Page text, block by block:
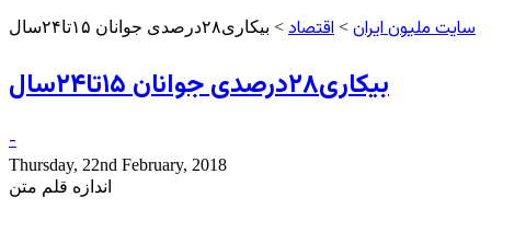
سایت ملیون ایران > اقتصاد > بیکاری۲۸درصدی جوانان ۱۵تا۲۴سال
بیکاری۲۸درصدی جوانان ۱۵تا۲۴سال
-
Thursday, 22nd February, 2018
اندازه قلم متن